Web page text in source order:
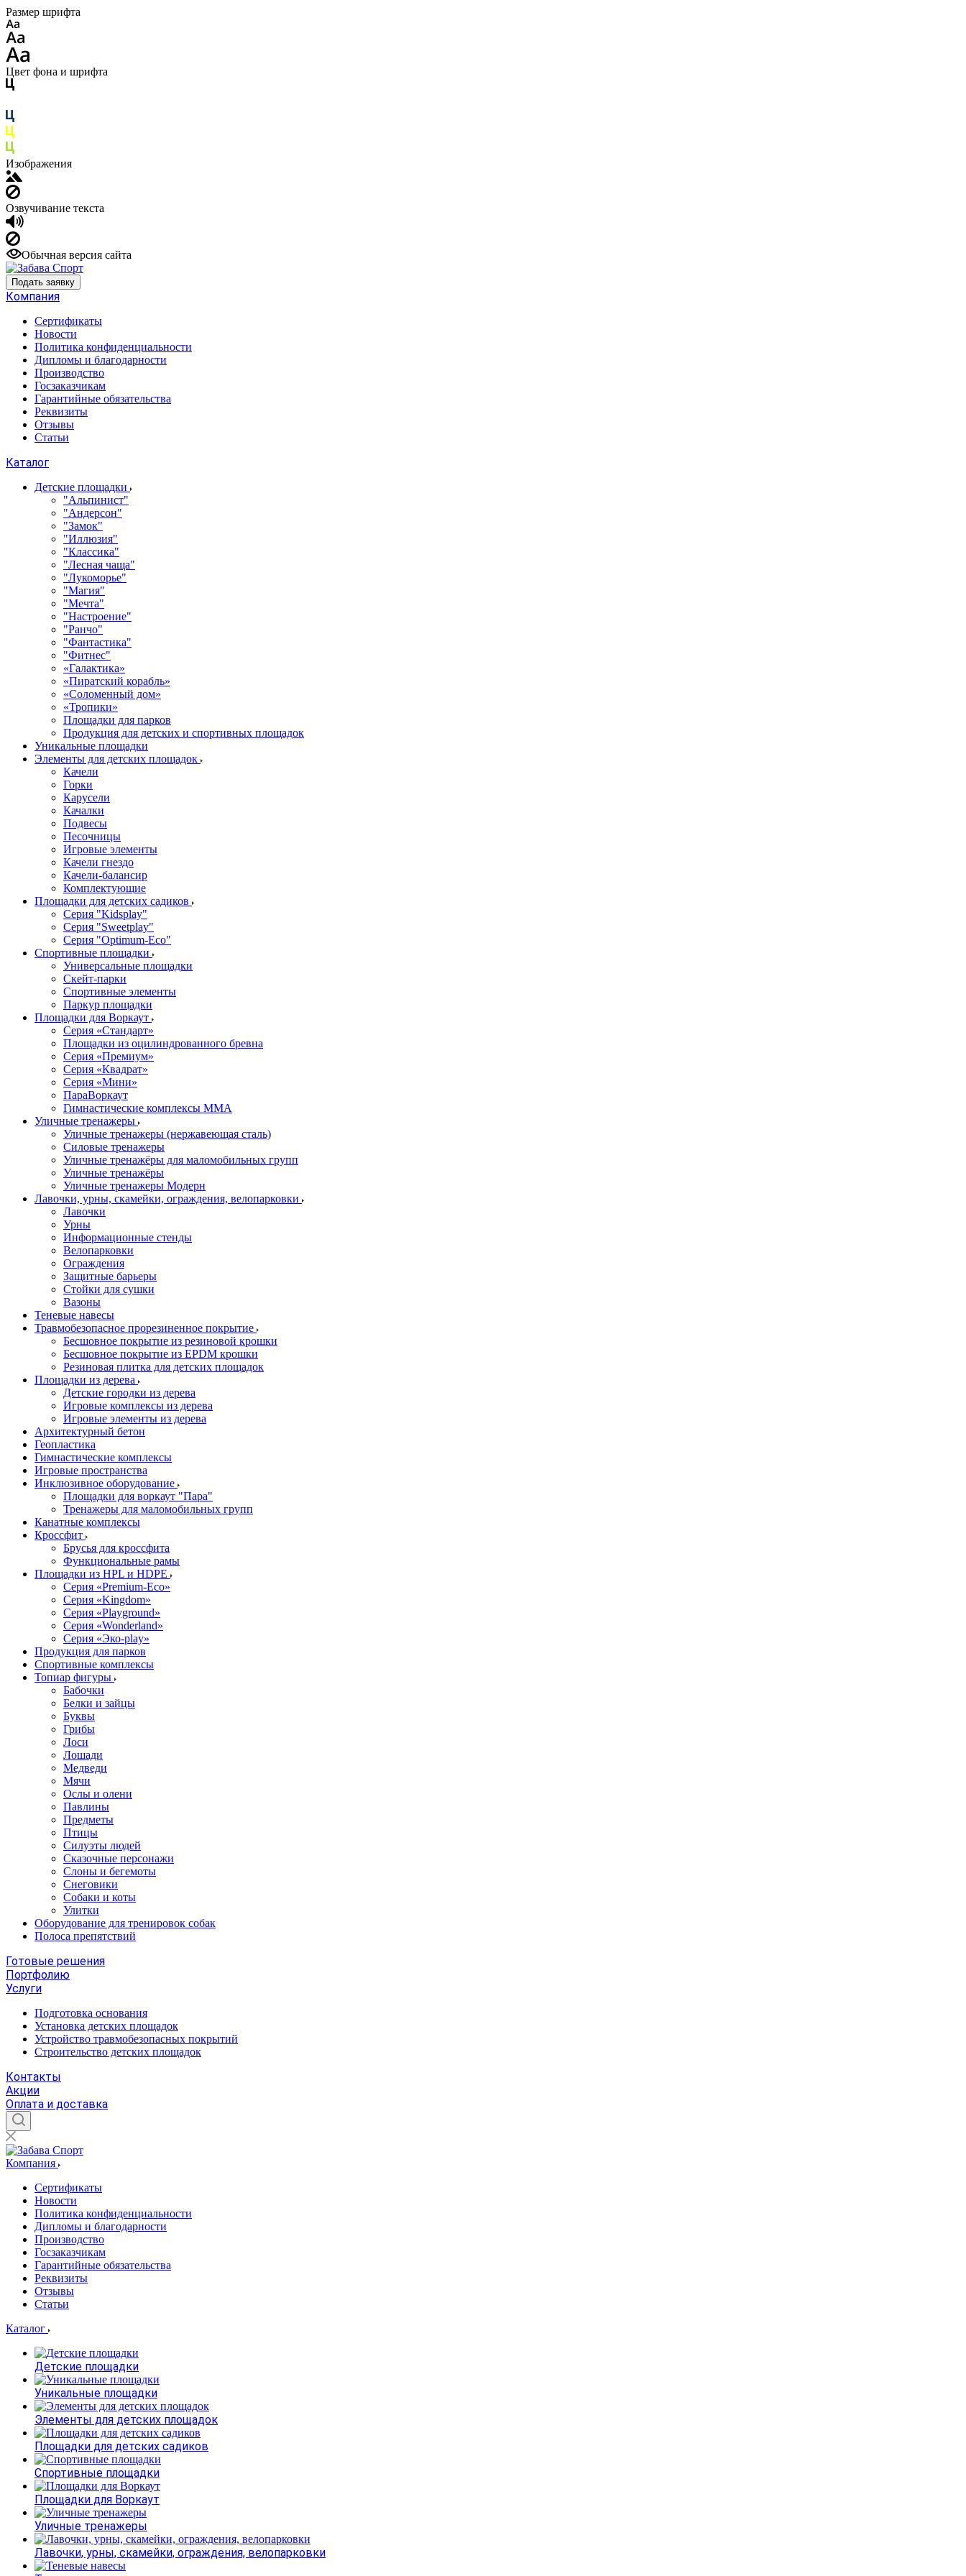
Размер шрифта
Цвет фона и шрифта
Изображения
Озвучивание текста
Обычная версия сайта
Подать заявку
Компания
Сертификаты
Новости
Политика конфиденциальности
Дипломы и благодарности
Производство
Госзаказчикам
Гарантийные обязательства
Реквизиты
Отзывы
Статьи
Каталог
Детские площадки
"Альпинист"
"Андерсон"
"Замок"
"Иллюзия"
"Классика"
"Лесная чаща"
"Лукоморье"
"Магия"
"Мечта"
"Настроение"
"Ранчо"
"Фантастика"
"Фитнес"
«Галактика»
«Пиратский корабль»
«Соломенный дом»
«Тропики»
Площадки для парков
Продукция для детских и спортивных площадок
Уникальные площадки
Элементы для детских площадок
Качели
Горки
Карусели
Качалки
Подвесы
Песочницы
Игровые элементы
Качели гнездо
Качели-балансир
Комплектующие
Площадки для детских садиков
Серия "Kidsplay"
Серия "Sweetplay"
Серия "Оptimum-Еco"
Спортивные площадки
Универсальные площадки
Скейт-парки
Спортивные элементы
Паркур площадки
Площадки для Воркаут
Серия «Стандарт»
Площадки из оцилиндрованного бревна
Серия «Премиум»
Серия «Квадрат»
Серия «Мини»
ПараВоркаут
Гимнастические комплексы ММА
Уличные тренажеры
Уличные тренажеры (нержавеющая сталь)
Силовые тренажеры
Уличные тренажёры для маломобильных групп
Уличные тренажёры
Уличные тренажеры Модерн
Лавочки, урны, скамейки, ограждения, велопарковки
Лавочки
Урны
Информационные стенды
Велопарковки
Ограждения
Защитные барьеры
Стойки для сушки
Вазоны
Теневые навесы
Травмобезопасное прорезиненное покрытие
Бесшовное покрытие из резиновой крошки
Бесшовное покрытие из EPDM крошки
Резиновая плитка для детских площадок
Площадки из дерева
Детские городки из дерева
Игровые комплексы из дерева
Игровые элементы из дерева
Архитектурный бетон
Геопластика
Гимнастические комплексы
Игровые пространства
Инклюзивное оборудование
Площадки для воркаут "Пара"
Тренажеры для маломобильных групп
Канатные комплексы
Кроссфит
Брусья для кроссфита
Функциональные рамы
Площадки из HPL и HDPE
Серия «Premium-Eco»
Серия «Kingdom»
Серия «Playground»
Серия «Wonderland»
Серия «Эко-play»
Продукция для парков
Спортивные комплексы
Топиар фигуры
Бабочки
Белки и зайцы
Буквы
Грибы
Лоси
Лошади
Медведи
Мячи
Ослы и олени
Павлины
Предметы
Птицы
Силуэты людей
Сказочные персонажи
Слоны и бегемоты
Снеговики
Собаки и коты
Улитки
Оборудование для тренировок собак
Полоса препятствий
Готовые решения
Портфолию
Услуги
Подготовка основания
Установка детских площадок
Устройство травмобезопасных покрытий
Строительство детских площадок
Контакты
Акции
Оплата и доставка
Компания
Сертификаты
Новости
Политика конфиденциальности
Дипломы и благодарности
Производство
Госзаказчикам
Гарантийные обязательства
Реквизиты
Отзывы
Статьи
Каталог
Детские площадки
Уникальные площадки
Элементы для детских площадок
Площадки для детских садиков
Спортивные площадки
Площадки для Воркаут
Уличные тренажеры
Лавочки, урны, скамейки, ограждения, велопарковки